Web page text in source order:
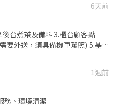
，同時善於銷售，提升餐廳業
需求彈性排班,工作時間面試
休2～3小時) 【薪資福利】
整時薪 💙完整教育訓練，挑
享有薪年假💙 💙上班日提供免費
6天前
台煮茶及備料 3.櫃台顧客點
要外送，須具備機車駕照) 5.基本
1週前
務、環境清潔